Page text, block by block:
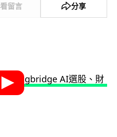
看留言 分享